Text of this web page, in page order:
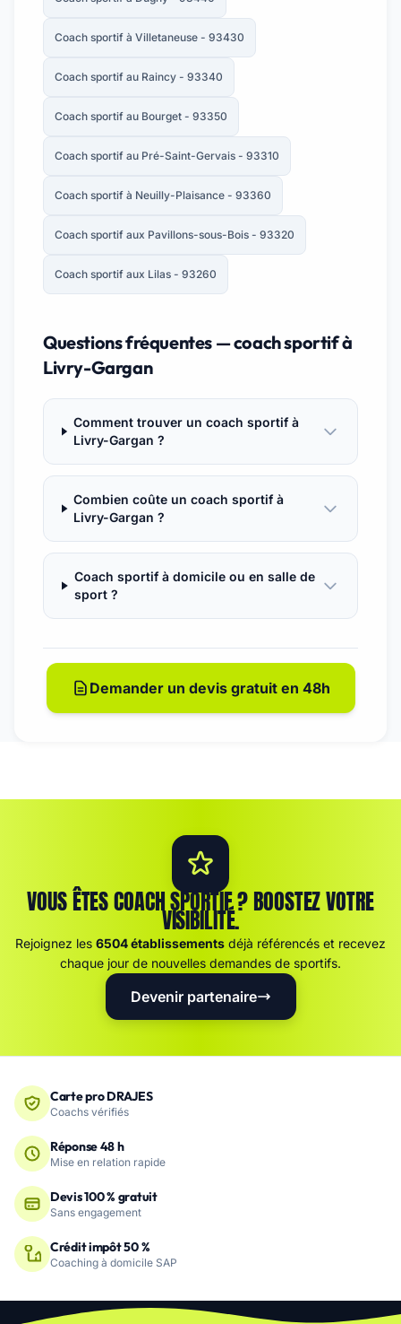
Coach sportif à Villetaneuse - 93430
Coach sportif au Raincy - 93340
Coach sportif au Bourget - 93350
Coach sportif au Pré-Saint-Gervais - 93310
Coach sportif à Neuilly-Plaisance - 93360
Coach sportif aux Pavillons-sous-Bois - 93320
Coach sportif aux Lilas - 93260
Questions fréquentes — coach sportif à
Livry-Gargan
Comment trouver un coach sportif à
Livry-Gargan ?
Combien coûte un coach sportif à
Livry-Gargan ?
Coach sportif à domicile ou en salle de
sport ?
Demander un devis gratuit en 48h
VOUS ÊTES COACH SPORTIF ? BOOSTEZ VOTRE
VISIBILITÉ.
Rejoignez les 6504 établissements déjà référencés et recevez
chaque jour de nouvelles demandes de sportifs.
Devenir partenaire
Carte pro DRAJES
Coachs vérifiés
Réponse 48 h
Mise en relation rapide
Devis 100 % gratuit
Sans engagement
Crédit impôt 50 %
Coaching à domicile SAP